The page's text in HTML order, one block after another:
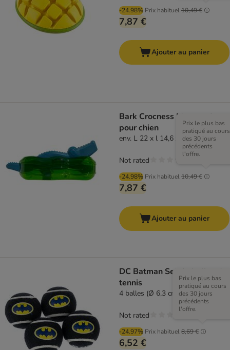
-24.98% Prix habituel10,49 €
7,87 €
Ajouter au panier
Bark Crocness Monster Jouet
pour chien
env. L 22 x l 14,6 x H 4,4 cm
-24.98% Prix habituel10,49 €
Prix le plus bas
pratiqué au cours
des 30 jours
précédents
l'offre.
7,87 €
Not rated
Ajouter au panier
DC Batman Set de balles de
tennis
4 balles (Ø 6,3 cm chacune)
-24.97% Prix habituel8,69 €
Prix le plus bas
pratiqué au cours
des 30 jours
précédents
l'offre.
6,52 €
Not rated